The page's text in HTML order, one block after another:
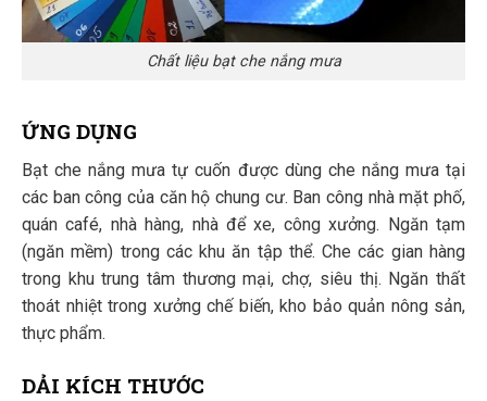
Chất liệu bạt che nắng mưa
ỨNG DỤNG
Bạt che nắng mưa tự cuốn được dùng che nắng mưa tại
các ban công của căn hộ chung cư. Ban công nhà mặt phố,
quán café, nhà hàng, nhà để xe, công xưởng. Ngăn tạm
(ngăn mềm) trong các khu ăn tập thể. Che các gian hàng
trong khu trung tâm thương mại, chợ, siêu thị. Ngăn thất
thoát nhiệt trong xưởng chế biến, kho bảo quản nông sản,
thực phẩm.
DẢI KÍCH THƯỚC